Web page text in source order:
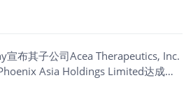
宣布其子公司Acea Therapeutics, Inc.
Asia Holdings Limited达成最